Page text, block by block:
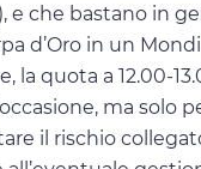
e che bastano in
d’Oro in un
la quota a 12.00-
ma solo
il rischio